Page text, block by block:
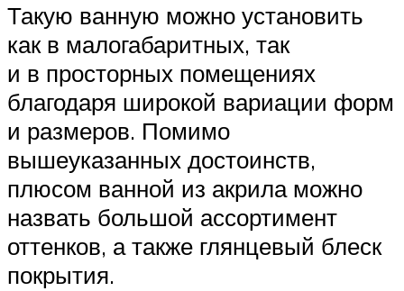
Такую ванную можно установить
как в малогабаритных, так
и в просторных помещениях
благодаря широкой вариации форм
и размеров. Помимо
вышеуказанных достоинств,
плюсом ванной из акрила можно
назвать большой ассортимент
оттенков, а также глянцевый блеск
покрытия.